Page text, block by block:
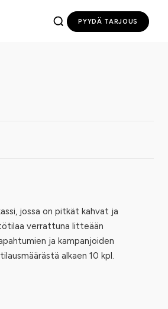
PYYDÄ TARJOUS
jossa on pitkät kahvat ja
verrattuna litteään
ja kampanjoiden
alkaen 10 kpl.